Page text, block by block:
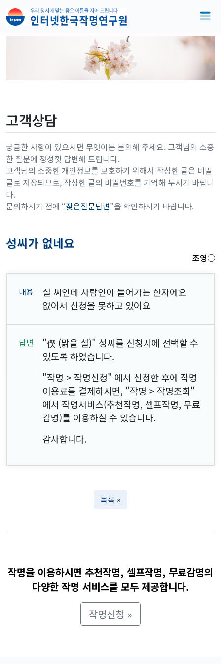
고객상담
궁금한 사항이 있으시면 무엇이든 문의해 주세요. 고객님의 소중
한 질문에 정성껏 답변해 드립니다.
고객님의 소중한 개인정보를 보호하기 위해서 작성한 글은 비밀
글로 저장되므로, 작성한 글의 비밀번호를 기억해 두시기 바랍니
다.
문의하시기 전에 “잦은질문답변”을 확인하시기 바랍니다.
성씨가 없네요
조영○
설 씨인데 사람인이 들어가는 한자에요
없어서 신청을 못하고 있어요
"偰 (맑을 설)" 성씨를 신청시에 선택할 수
있도록 하였습니다.
"작명 > 작명신청" 에서 신청한 후에 작명
이용료를 결제하시면, "작명 > 작명조회"
에서 작명서비스(추천작명, 셀프작명, 무료
감명)를 이용하실 수 있습니다.
감사합니다.
목록 »
작명을 이용하시면 추천작명, 셀프작명, 무료감명의
다양한 작명 서비스를 모두 제공합니다.
작명신청 »